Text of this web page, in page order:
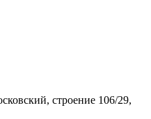
строение 106/29,